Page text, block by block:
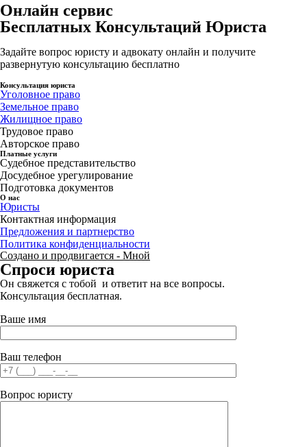
Онлайн сервис
Бесплатных Консультаций Юриста
Задайте вопрос юристу и адвокату онлайн и получите
развернутую консультацию бесплатно
Консультация юриста
Уголовное право
Земельное право
Жилищное право
Трудовое право
Авторское право
Платные услуги
Судебное представительство
Досудебное урегулирование
Подготовка документов
О нас
Юристы
Контактная информация
Предложения и партнерство
Политика конфиденциальности
Создано и продвигается - Мной
Спроси юриста
Он свяжется с тобой и ответит на все вопросы.
Консультация бесплатная.
Ваше имя
Ваш телефон
Вопрос юристу